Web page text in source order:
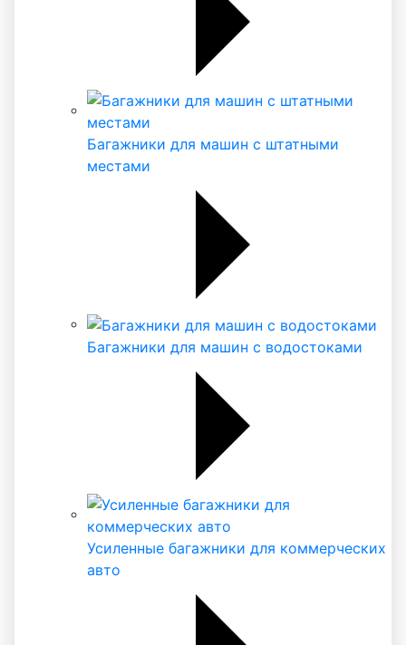
Багажники для машин с штатными
местами
Багажники для машин с водостоками
Усиленные багажники для коммерческих
авто